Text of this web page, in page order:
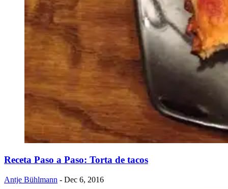
Receta Paso a Paso: Torta de tacos
Antje Bühlmann - Dec 6, 2016